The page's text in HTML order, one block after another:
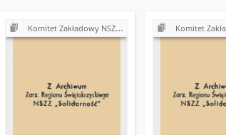
Komitet Zakładowy NSZZ "Solidarność" Zakładu Metalurgicznego Huty im. M. Nowotki w Ostrowcu Świętokrzyskim Komitet Zakładowy NSZZ "Solidarność" Zakładu